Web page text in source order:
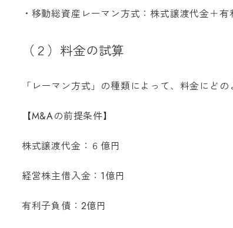
・移動総資産レーマン方式：株式譲渡代金＋
（２）料金の試算
「レーマン方式」の種類によって、料金にど
【M&Aの前提条件】
株式譲渡代金：６億円
経営株主借入金：1億円
有利子負債：2億円